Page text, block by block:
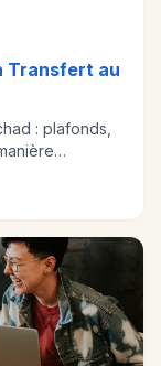
Transfert au
: plafonds,